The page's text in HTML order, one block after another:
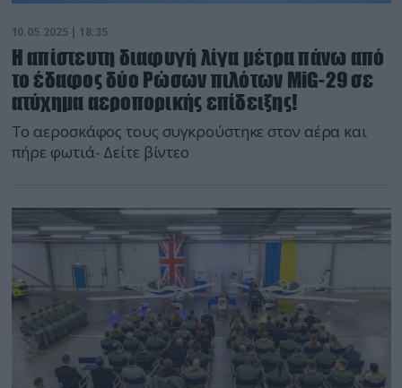
10.05.2025 | 18:35
Η απίστευτη διαφυγή λίγα μέτρα πάνω από
το έδαφος δύο Ρώσων πιλότων MiG-29 σε
ατύχημα αεροπορικής επίδειξης!
Το αεροσκάφος τους συγκρούστηκε στον αέρα και
πήρε φωτιά- Δείτε βίντεο